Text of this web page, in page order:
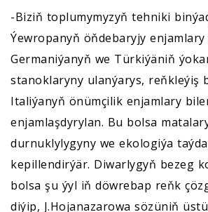
-Biziň toplumymyzyň tehniki
Ýewropanyň öňdebaryjy enjamlary
Germaniýanyň we Türkiýäniň
stanoklaryny ulanýarys, reňkleýiş
Italiýanyň önümçilik enjamlary
enjamlaşdyrylan. Bu bolsa
durnuklylygyny we ekologiýa
kepillendirýär. Diwarlygyň bezeg
bolsa şu ýyl iň döwrebap reňk
diýip, J.Hojanazarowa sözüniň